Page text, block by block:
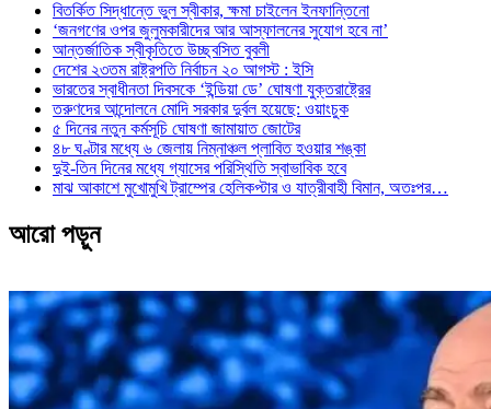
বিতর্কিত সিদ্ধান্তে ভুল স্বীকার, ক্ষমা চাইলেন ইনফান্তিনো
‘জনগণের ওপর জুলুমকারীদের আর আস্ফালনের সুযোগ হবে না’
আন্তর্জাতিক স্বীকৃতিতে উচ্ছ্বসিত বুবলী
দেশের ২৩তম রাষ্ট্রপতি নির্বাচন ২০ আগস্ট : ইসি
ভারতের স্বাধীনতা দিবসকে ‘ইন্ডিয়া ডে’ ঘোষণা যুক্তরাষ্ট্রের
তরুণদের আন্দোলনে মোদি সরকার দুর্বল হয়েছে: ওয়াংচুক
৫ দিনের নতুন কর্মসূচি ঘোষণা জামায়াত জোটের
৪৮ ঘণ্টার মধ্যে ৬ জেলায় নিম্নাঞ্চল প্লাবিত হওয়ার শঙ্কা
দুই-তিন দিনের মধ্যে গ্যাসের পরিস্থিতি স্বাভাবিক হবে
মাঝ আকাশে মুখোমুখি ট্রাম্পের হেলিকপ্টার ও যাত্রীবাহী বিমান, অতঃপর…
আরো পড়ুন